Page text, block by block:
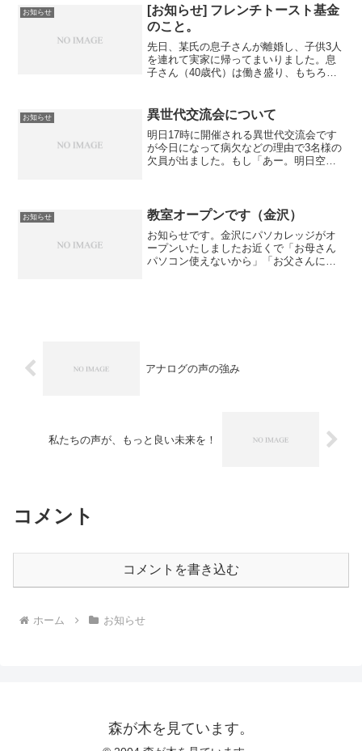
のところに掲載されており...
お知らせ
[お知らせ] フレンチトースト基金
のこと。
先日、某氏の息子さんが離婚し、子供3人
を連れて実家に帰ってまいりました。息
子さん（40歳代）は働き盛り、もちろ
の慣れぬ育児で大変だと・・・子どもは
小さくないものの学校の...
お知らせ 異世代交流会について
明日17時に開催される異世代交流会です
が今日になって病欠などの理由で3名様の
欠員が出ました。もし「あー。明日空い
お知らせ 教室オープンです（金沢）
お知らせです。金沢にパソカレッジがオ
ープンいたしましたお近くで「お母さん
パソコン使えないから」「お父さんに使
アナログの声の強み
私たちの声が、もっと良い未来を！
コメント
コメントを書き込む
ホーム お知らせ
森が木を見ています。